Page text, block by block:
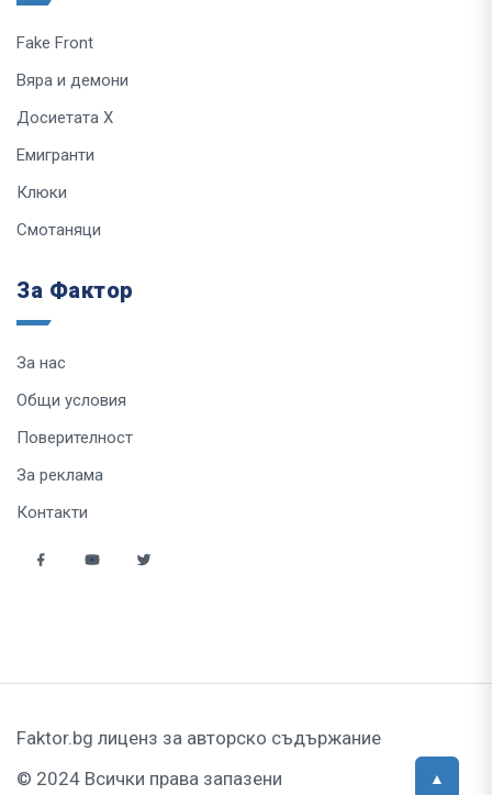
Fake Front
Вяра и демони
Досиетата Х
Емигранти
Клюки
Смотаняци
За Фактор
За нас
Общи условия
Поверителност
За реклама
Контакти
Faktor.bg лиценз за авторско съдържание
© 2024 Всички права запазени